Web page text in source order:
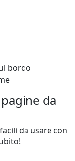
bordo
pagine da
da usare con